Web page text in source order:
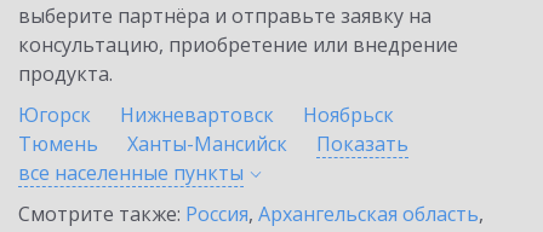
выберите партнёра и отправьте заявку на
консультацию, приобретение или внедрение
продукта.
Югорск
Нижневартовск
Ноябрьск
Тюмень
Ханты-Мансийск
Показать
все населенные пункты
Смотрите также: Россия, Архангельская область,